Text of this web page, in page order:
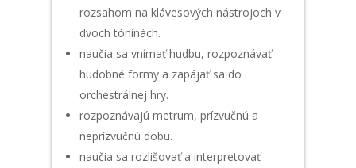
rozsahom na klávesových nástrojoch v
dvoch tóninách.
naučia sa vnímať hudbu, rozpoznávať
hudobné formy a zapájať sa do
orchestrálnej hry.
rozpoznávajú metrum, prízvučnú a
neprízvučnú dobu.
naučia sa rozlišovať a interpretovať